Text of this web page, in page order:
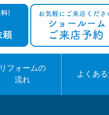
リフォームの
流れ
よくあ